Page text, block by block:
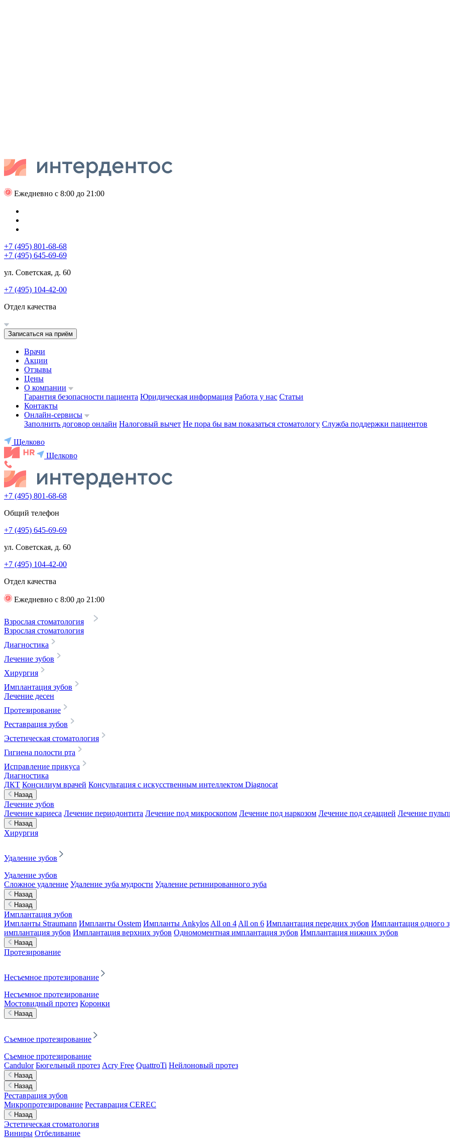
Ежедневно с 8:00 до 21:00
+7 (495) 801-68-68
+7 (495) 645-69-69
ул. Советская, д. 60
+7 (495) 104-42-00
Отдел качества
Записаться на приём
Врачи
Акции
Отзывы
Цены
О компании
Гарантия безопасности пациента Юридическая информация Работа у нас Статьи
Контакты
Онлайн-сервисы
Заполнить договор онлайн Налоговый вычет Не пора бы вам показаться стоматологу Служба поддержки пациентов
Щелково
Щелково
+7 (495) 801-68-68
Общий телефон
+7 (495) 645-69-69
ул. Советская, д. 60
+7 (495) 104-42-00
Отдел качества
Ежедневно с 8:00 до 21:00
Взрослая стоматология
Взрослая стоматология
Диагностика
Лечение зубов
Хирургия
Имплантация зубов
Лечение десен
Протезирование
Реставрация зубов
Эстетическая стоматология
Гигиена полости рта
Исправление прикуса
Диагностика
ДКТ Консилиум врачей Консультация с искусственным интеллектом Diagnocat
Назад
Лечение зубов
Лечение кариеса Лечение периодонтита Лечение под микроскопом Лечение под наркозом Лечение под седацией Лечение
Назад
Хирургия
Удаление зубов
Удаление зубов
Сложное удаление Удаление зуба мудрости Удаление ретинированного зуба
Назад
Назад
Имплантация зубов
Импланты Straumann Импланты Osstem Импланты Ankylos All on 4 All on 6 Имплантация передних зубов Имплантация одного
имплантация зубов Имплантация верхних зубов Одномоментная имплантация зубов Имплантация нижних зубов
Назад
Протезирование
Несъемное протезирование
Несъемное протезирование
Мостовидный протез Коронки
Назад
Съемное протезирование
Съемное протезирование
Candulor Бюгельный протез Acry Free QuattroTi Нейлоновый протез
Назад
Назад
Реставрация зубов
Микропротезирование Реставрация CEREC
Назад
Эстетическая стоматология
Виниры Отбеливание